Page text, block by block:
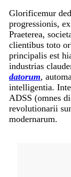
Glorificemur
progressionis,
Praeterea,
clientibus toto
principalis est
industrias
datorum,
intelligentia.
ADSS (omnes
revolutionarii
modernarum.